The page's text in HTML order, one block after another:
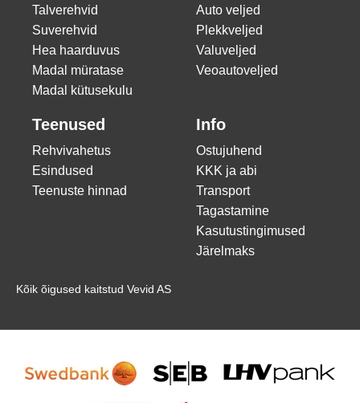
Talverehvid
Suverehvid
Hea haarduvus
Madal müratase
Madal kütusekulu
Auto veljed
Plekkveljed
Valuveljed
Veoautoveljed
Teenused
Rehvivahetus
Esindused
Teenuste hinnad
Info
Ostujuhend
KKK ja abi
Transport
Tagastamine
Kasutustingimused
Järelmaks
Kõik õigused kaitstud Vevid AS